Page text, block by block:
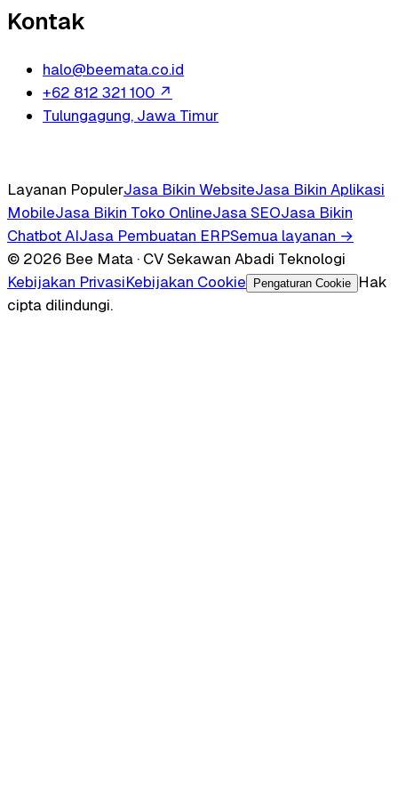
Kontak
halo@beemata.co.id
+62 812 321 100 ↗
Tulungagung, Jawa Timur
Layanan PopulerJasa Bikin WebsiteJasa Bikin Aplikasi
MobileJasa Bikin Toko OnlineJasa SEOJasa Bikin
Chatbot AIJasa Pembuatan ERPSemua layanan →
© 2026 Bee Mata · CV Sekawan Abadi Teknologi
Kebijakan PrivasiKebijakan Cookie Pengaturan Cookie
Hak
cipta dilindungi.